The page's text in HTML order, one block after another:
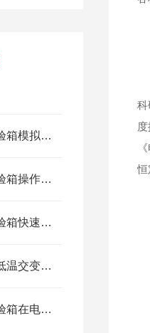
高低温湿热交变试验箱模拟恶劣气候的“时光机器”
高低温交变湿热试验箱操作规程：精准控制与安全防护全解析
高低温湿热交变试验箱快速降温技术解析与优化策略
如何选择适合的高低温交变湿热试验箱？
高低温湿热交变试验箱在电子、汽车、航空等领域中的应用
科
恒